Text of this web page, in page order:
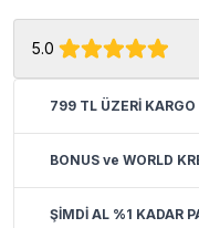
5.0
799 TL ÜZERİ KARGO
BONUS ve WORLD
ŞİMDİ AL %1 KADAR